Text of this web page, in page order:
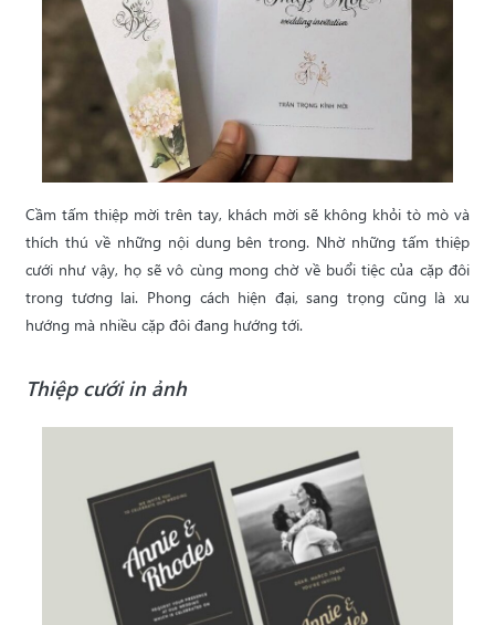
Cầm tấm thiệp mời trên tay, khách mời sẽ không khỏi tò mò và
thích thú về những nội dung bên trong. Nhờ những tấm thiệp
cưới như vậy, họ sẽ vô cùng mong chờ về buổi tiệc của cặp đôi
trong tương lai. Phong cách hiện đại, sang trọng cũng là xu
hướng mà nhiều cặp đôi đang hướng tới.
Thiệp cưới in ảnh